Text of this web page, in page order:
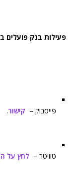
פעילות בנק פועלים
פייסבוק – קישור.
טוויטר – לחץ על